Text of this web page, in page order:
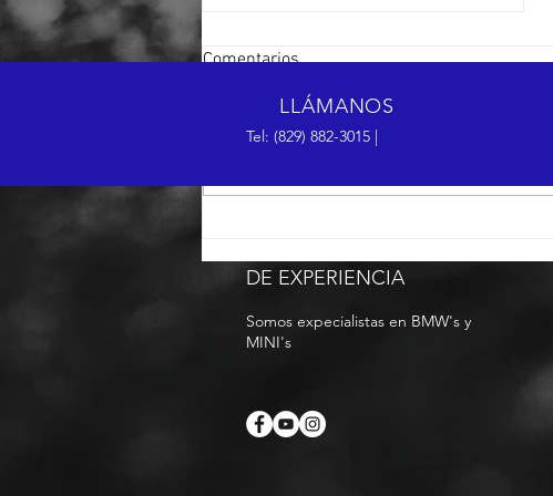
coolant en tu BMW o MINI
Comentarios
LLÁMANOS
Tel: (829) 882-3015 |
DE EXPERIENCIA
Somos expecialistas en BMW's y
MINI's